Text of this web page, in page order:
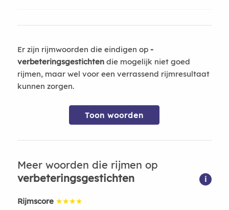
Er zijn rijmwoorden die eindigen op -
verbeteringsgestichtendie mogelijk niet goed
rijmen, maar wel voor een verrassend rijmresultaat
kunnen zorgen.
Toon woorden
Meer woorden die rijmen op
verbeteringsgestichten
i
Rijmscore ★★★★